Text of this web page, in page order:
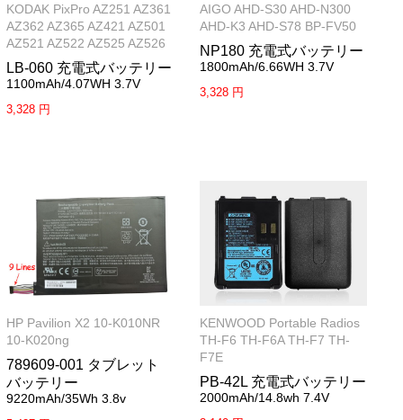
KODAK PixPro AZ251 AZ361
AZ362 AZ365 AZ421 AZ501
AZ521 AZ522 AZ525 AZ526
LB-060 充電式バッテリー
1100mAh/4.07WH 3.7V
3,328 円
AIGO AHD-S30 AHD-N300
AHD-K3 AHD-S78 BP-FV50
NP180 充電式バッテリー
1800mAh/6.66WH 3.7V
3,328 円
HP Pavilion X2 10-K010NR
10-K020ng
789609-001 タブレット
バッテリー
9220mAh/35Wh 3.8v
KENWOOD Portable Radios
TH-F6 TH-F6A TH-F7 TH-
F7E
PB-42L 充電式バッテリー
2000mAh/14.8wh 7.4V